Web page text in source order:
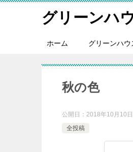
グリーンハ
ホーム グリーンハウ
秋の色
公開日： 2018年10月10日
全投稿